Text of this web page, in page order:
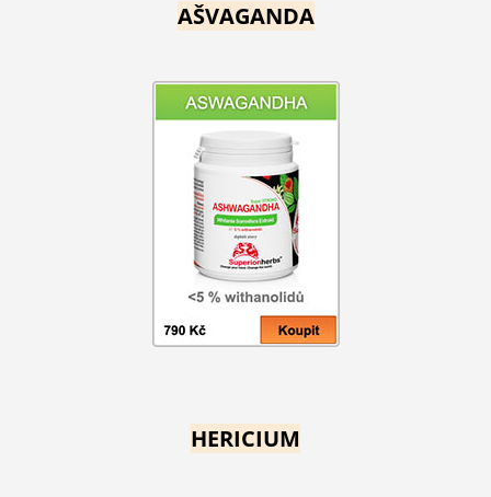
AŠVAGANDA
HERICIUM